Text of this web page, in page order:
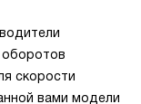
оборотов
скорости
вами модели